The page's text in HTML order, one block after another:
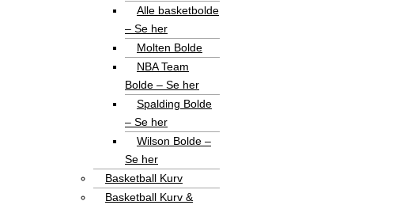
Alle basketbolde
– Se her
Molten Bolde
NBA Team
Bolde – Se her
Spalding Bolde
– Se her
Wilson Bolde –
Se her
Basketball Kurv
Basketball Kurv &